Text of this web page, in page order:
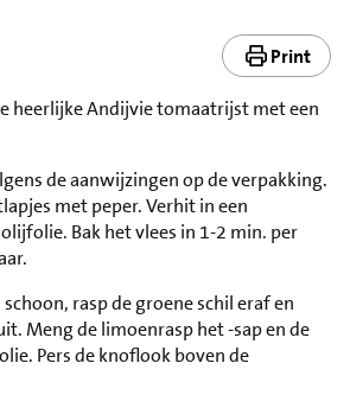
Print
heerlijke Andijvie tomaatrijst met een
de aanwijzingen op de verpakking.
met peper. Verhit in een
Bak het vlees in 1-2 min. per
rasp de groene schil eraf en
Meng de limoenrasp het -sap en de
Pers de knoflook boven de